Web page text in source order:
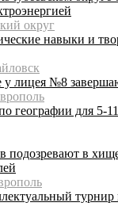
округ
навыки и
у лицея №8
географии для 5-
подозревают в
турнир